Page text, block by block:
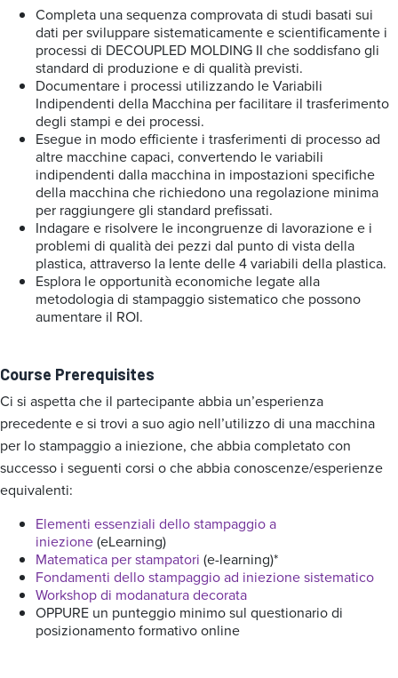
Completa una sequenza comprovata di studi basati sui
dati per sviluppare sistematicamente e scientificamente i
processi di DECOUPLED MOLDING II che soddisfano gli
standard di produzione e di qualità previsti.
Documentare i processi utilizzando le Variabili
Indipendenti della Macchina per facilitare il trasferimento
degli stampi e dei processi.
Esegue in modo efficiente i trasferimenti di processo ad
altre macchine capaci, convertendo le variabili
indipendenti dalla macchina in impostazioni specifiche
della macchina che richiedono una regolazione minima
per raggiungere gli standard prefissati.
Indagare e risolvere le incongruenze di lavorazione e i
problemi di qualità dei pezzi dal punto di vista della
plastica, attraverso la lente delle 4 variabili della plastica.
Esplora le opportunità economiche legate alla
metodologia di stampaggio sistematico che possono
aumentare il ROI.
Course Prerequisites
Ci si aspetta che il partecipante abbia un’esperienza
precedente e si trovi a suo agio nell’utilizzo di una macchina
per lo stampaggio a iniezione, che abbia completato con
successo i seguenti corsi o che abbia conoscenze/esperienze
equivalenti:
Elementi essenziali dello stampaggio a
iniezione(eLearning)
Matematica per stampatori (e-learning)*
Fondamenti dello stampaggio ad iniezione sistematico
Workshop di modanatura decorata
OPPURE un punteggio minimo sul questionario di
posizionamento formativo online